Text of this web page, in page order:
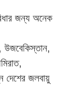
জন্য অনেক
উজবেকিস্তান,
দেশের জলবায়ু